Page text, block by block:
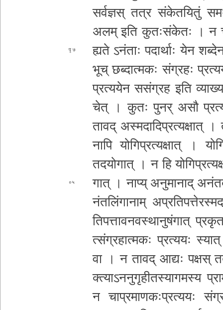
स­र्व­ज्ञ­स् तत्र सं­के­त­यि­तुं सम
अलम् इति कु­तः­सं­के­तः । न
७
ह्य­ते ऽनंताः पदार्थाः येन
भूच् छ­ब्दा­त्म­कः संग्रहः
प्र­त्य­ये­न स­सं­ग्र­ह इति
चेत् । कुतः पुनर् असौ
तावद् अ­स्म­दा­दि­प्र­त्य­क्षा­त्
नापि यो­गि­प्र­त्य­क्षा­त् ।
तदयो
०५
गात् । न हि
गा­त् । नाप्य् अ­नु­मा­ना­द्
नं­त­लिं­गा­ना­म्
ति­प­त्ता­व­न­व­स्था­नु­षंगात्
त्सं­ग्र­हा­त्म­कः प्रत्ययः
वा । न तावद् आद्यः पक्षस्
क्त्या­ऽ­न­नु­गृ­ही­त­स्या­ग­म­स्य
न चा­प्र­मा­ण­कः­प्र­त्य­यः